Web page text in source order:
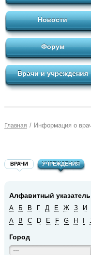
Новости
Форум
Врачи и учреждения
Главная / Информация о
ВРАЧИ УЧРЕЖДЕНИЯ
Алфавитный
А Б В Г Д Е Ж З И
A
B C D E F G H
Город
---